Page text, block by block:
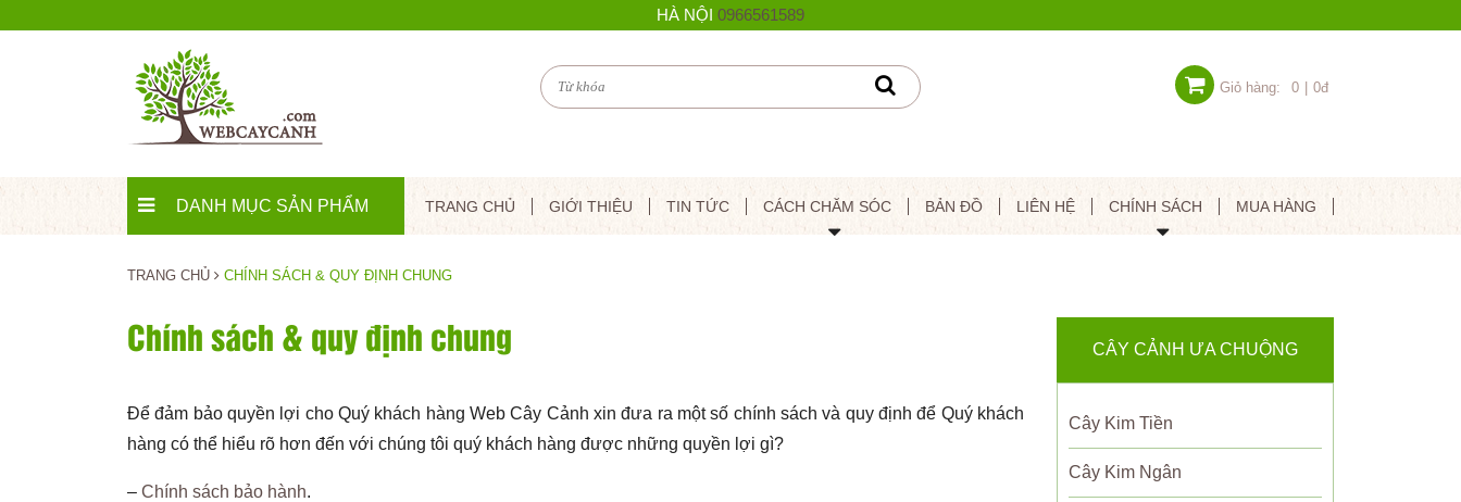
HÀ NỘI 0966561589
Giỏ hàng: 0 0đ
DANH MỤC SẢN PHẨM TRANG CHỦ GIỚI THIỆU TIN TỨC CÁCH CHĂM SÓC BẢN ĐỒ LIÊN HỆ CHÍNH SÁCH MUA HÀNG
TRANG CHỦ CHÍNH SÁCH & QUY ĐỊNH CHUNG
Chính sách & quy định chung
Để đảm bảo quyền lợi cho Quý khách hàng Web Cây Cảnh xin đưa ra một số chính sách và quy định để Quý khách
hàng có thể hiểu rõ hơn đến với chúng tôi quý khách hàng được những quyền lợi gì?
– Chính sách bảo hành.
CÂY CẢNH ƯA CHUỘNG
Cây Kim Tiền
Cây Kim Ngân